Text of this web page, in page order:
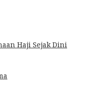
Haji Sejak Dini